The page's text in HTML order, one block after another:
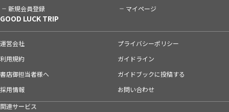
新規会員登録 マイページ
GOOD LUCK TRIP
運営会社
プライバシーポリシー
利用規約
ガイドライン
書店御担当者様へ
ガイドブックに投稿する
採用情報
お問い合わせ
関連サービス